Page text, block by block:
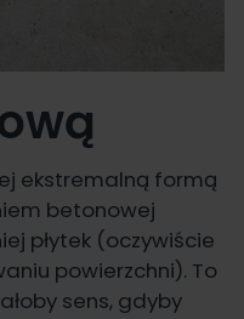
ekstremalną formą
betonowej
płytek (oczywiście
powierzchni). To
sens, gdyby